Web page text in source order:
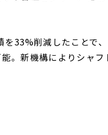
33%削減したことで、
。新機構によりシャフ